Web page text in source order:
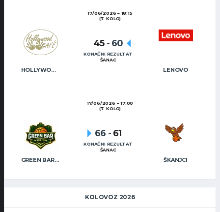
17/06/2026
18:15
(7. KOLO)
HOLLYWOOD CAFÉ LENOVO
45 - 60
KONAČNI REZULTAT
ŠANAC
17/06/2026
17:00
(7. KOLO)
GREEN BAR WARRIORS ŠKANJCI
66 - 61
KONAČNI REZULTAT
ŠANAC
KOLOVOZ 2026